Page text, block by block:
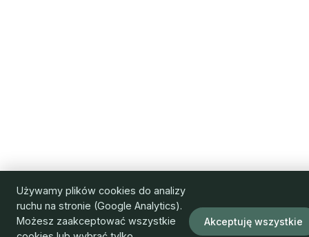
Używamy plików cookies do analizy
ruchu na stronie (Google Analytics).
Możesz zaakceptować wszystkie
Akceptuję wszystkie